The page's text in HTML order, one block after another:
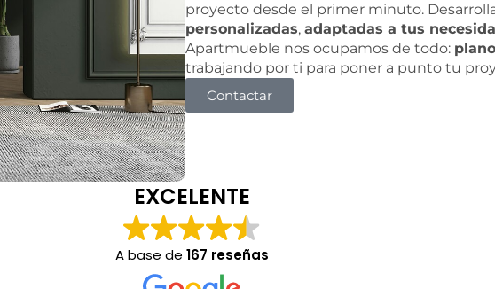
proyecto desde el primer minuto.
personalizadas,adaptadas a tus
Apartmueble nos ocupamos de todo:
trabajando por ti para poner a punto tu
Contactar
EXCELENTE
A base de 167 reseñas